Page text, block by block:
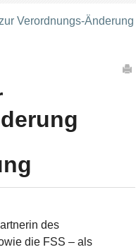
Verordnungs-Änderung
des
die FSS – als